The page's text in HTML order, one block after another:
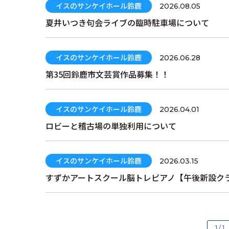
イスのサンケイホール鈴鹿 2026.08.05
夏井いつき句会ライブの臨時駐車場について
イスのサンケイホール鈴鹿 2026.06.28
第35回鈴鹿市文芸賞作品募集！！
イスのサンケイホール鈴鹿 2026.04.01
ロビーと稽古場の単独利用について
イスのサンケイホール鈴鹿 2026.03.15
すずかアートスクール脳トレピアノ【午後新設ク
1 / 1